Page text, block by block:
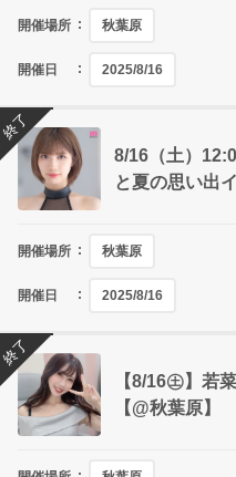
開催場所 秋葉原
開催日 2025/8/16
8/16（土）
と夏の思い出
開催場所 秋葉原
開催日 2025/8/16
終了
【8/16㊏】若
【@秋葉原】
終了